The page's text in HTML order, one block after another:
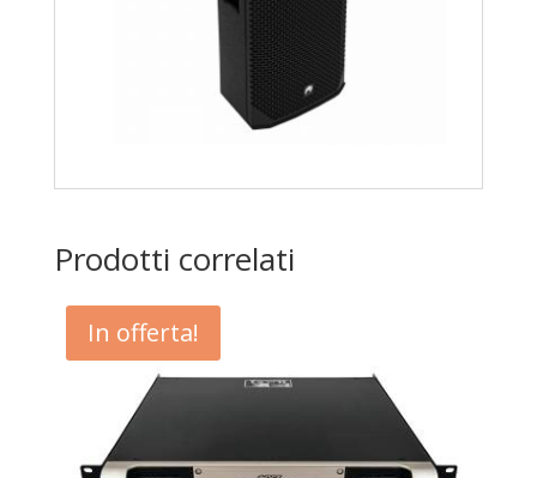
Prodotti correlati
In offerta!